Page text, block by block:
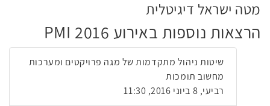
מטה ישראל דיגיטלית
הרצאות נוספות באירוע PMI 2016
שיטות ניהול מתקדמות של מגה פרויקטים ומערכות
מחשוב תומכות
רביעי, 8 ביוני 2016, 11:30